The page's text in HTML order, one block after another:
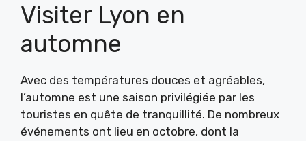
Visiter Lyon en
automne
Avec des températures douces et agréables,
l’automne est une saison privilégiée par les
touristes en quête de tranquillité. De nombreux
événements ont lieu en octobre, dont la